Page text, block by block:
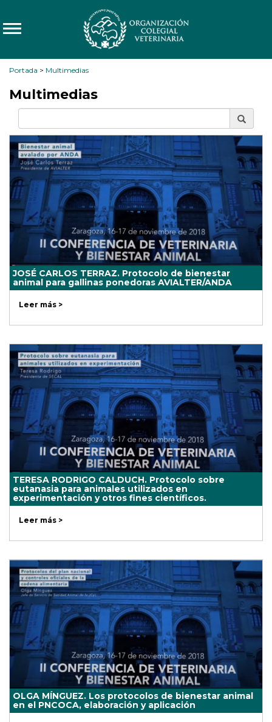
Portada > Multimedias
Multimedias
JOSÉ CARLOS TERRAZ. Protocolo de bienestar
animal para gallinas ponedoras AVIALTER/ANDA
Leer más >
TERESA RODRIGO CALDUCH. Protocolo sobre
eutanasia para animales utilizados en
experimentación y otros fines científicos.
Leer más >
OLGA MÍNGUEZ. Los protocolos de bienestar animal
en el PNCOCA, elaboración y aplicación